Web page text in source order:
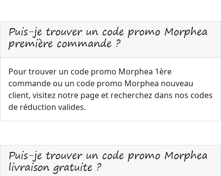
Puis-je trouver un code promo Morphea
première commande ?
Pour trouver un code promo Morphea 1ère
commande ou un code promo Morphea nouveau
client, visitez notre page et recherchez dans nos codes
de réduction valides.
Puis-je trouver un code promo Morphea
livraison gratuite ?